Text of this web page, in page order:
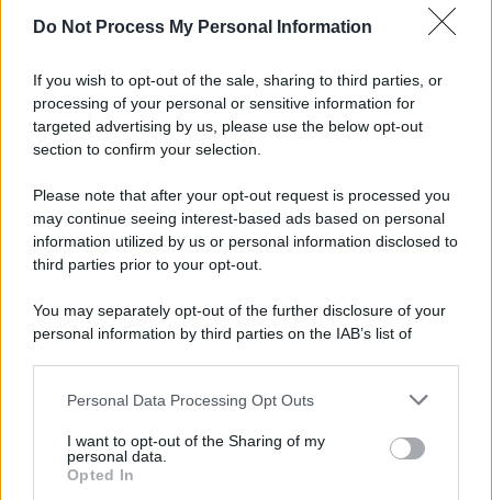
Do Not Process My Personal Information
If you wish to opt-out of the sale, sharing to third parties, or
processing of your personal or sensitive information for
targeted advertising by us, please use the below opt-out
section to confirm your selection.
Please note that after your opt-out request is processed you
may continue seeing interest-based ads based on personal
information utilized by us or personal information disclosed to
third parties prior to your opt-out.
You may separately opt-out of the further disclosure of your
personal information by third parties on the IAB’s list of
This information may also be disclosed by us to third parties
disclose it to other third parties.
Please note that this website/app uses one or more Google
Personal Data Processing Opt Outs
I want to opt-out of the Sharing of my
personal data.
Opted In